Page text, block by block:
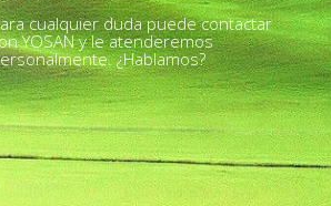
cualquier duda puede contactar
YOSAN y le atenderemos
¿Hablamos?